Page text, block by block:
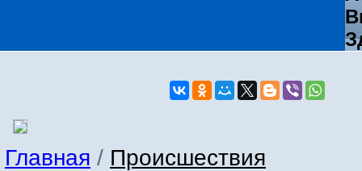
Главная / Происшествия